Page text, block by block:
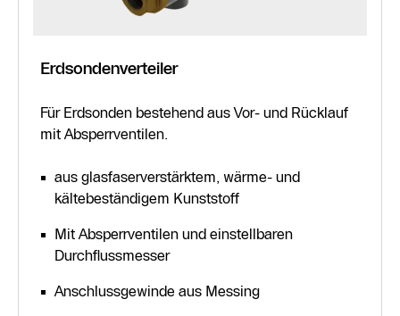
Erdsondenverteiler
Für Erdsonden bestehend aus Vor- und Rücklauf
mit Absperrventilen.
aus glasfaserverstärktem, wärme- und
kältebeständigem Kunststoff
Mit Absperrventilen und einstellbaren
Durchflussmesser
Anschlussgewinde aus Messing